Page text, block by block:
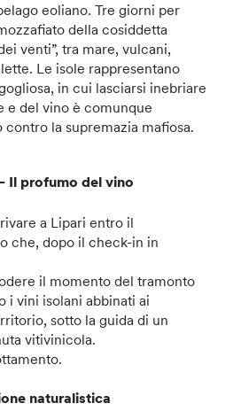
eoliano. Tre giorni per
della cosiddetta
venti”, tra mare, vulcani,
Le isole rappresentano
in cui lasciarsi inebriare
e del vino è comunque
contro la supremazia mafiosa.
Il profumo del vino
a Lipari entro il
che, dopo il check-in in
il momento del tramonto
i vini isolani abbinati ai
sotto la guida di un
vitivinicola.
naturalistica